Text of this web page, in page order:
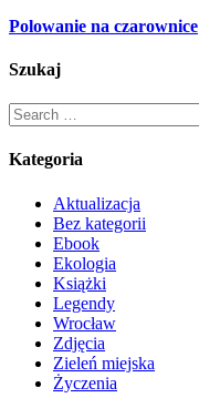
Polowanie na czarownice
Szukaj
Kategoria
Aktualizacja
Bez kategorii
Ebook
Ekologia
Książki
Legendy
Wrocław
Zdjęcia
Zieleń miejska
Życzenia